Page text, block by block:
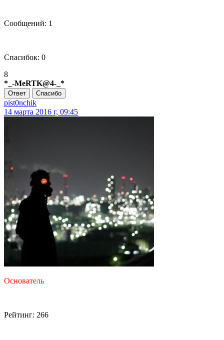
Сообщений: 1
Спасибок: 0
8
*_-MeRTK@4-_*
Ответ Спасибо
pist0nchik
14 марта 2016 г, 09:45
Основатель
Рейтинг: 266